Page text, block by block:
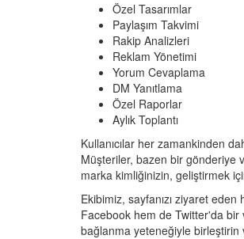
Özel Tasarımlar
Paylaşım Takvimi
Rakip Analizleri
Reklam Yönetimi
Yorum Cevaplama
DM Yanıtlama
Özel Raporlar
Aylık Toplantı
Kullanıcılar her zamankinden
Müşteriler, bazen bir gönderiye
marka kimliğinizin, geliştirmek
Ekibimiz, sayfanızı ziyaret
Facebook hem de Twitter'da bir
bağlanma yeteneğiyle